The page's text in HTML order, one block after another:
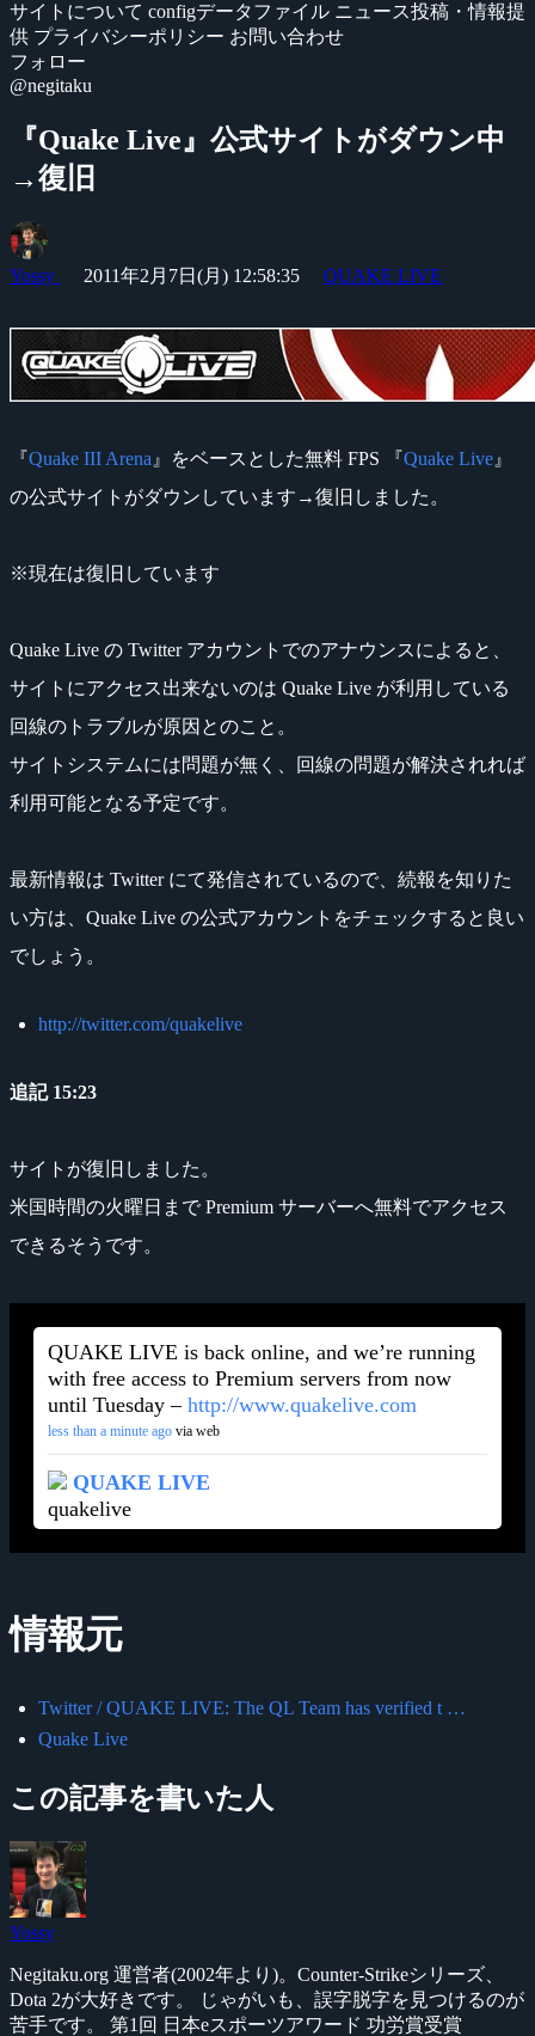
サイトについて configデータファイル ニュース投稿・情報提
供 プライバシーポリシー お問い合わせ
フォロー
@negitaku
『Quake Live』公式サイトがダウン中
→復旧
Yossy 2011年2月7日(月) 12:58:35 QUAKE LIVE
『Quake III Arena 』をベースとした無料 FPS 『Quake Live 』
の公式サイトがダウンしています→復旧しました。
※現在は復旧しています
Quake Live の Twitter アカウントでのアナウンスによると、
サイトにアクセス出来ないのは Quake Live が利用している
回線のトラブルが原因とのこと。
サイトシステムには問題が無く、回線の問題が解決されれば
利用可能となる予定です。
最新情報は Twitter にて発信されているので、続報を知りた
い方は、Quake Live の公式アカウントをチェックすると良い
でしょう。
http://twitter.com/quakelive
追記 15:23
サイトが復旧しました。
米国時間の火曜日まで Premium サーバーへ無料でアクセス
できるそうです。
QUAKE LIVE is back online, and we’re running
with free access to Premium servers from now
until Tuesday – http://www.quakelive.com
less than a minute ago via web
QUAKE LIVE
quakelive
情報元
Twitter / QUAKE LIVE: The QL Team has verified t …
Quake Live
この記事を書いた人
Yossy
Negitaku.org 運営者(2002年より)。Counter-Strikeシリーズ、
Dota 2が大好きです。 じゃがいも、誤字脱字を見つけるのが
苦手です。 第1回 日本eスポーツアワード 功労賞受賞